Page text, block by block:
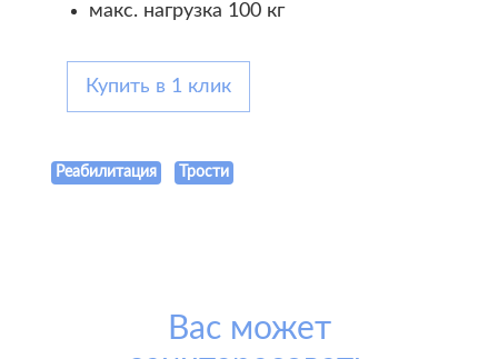
макс. нагрузка 100 кг
Купить в 1 клик
Реабилитация Трости
Вас может